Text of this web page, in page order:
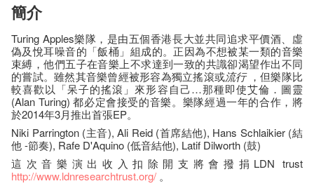
簡介
Turing Apples樂隊，是由五個香港長大並共同追求平價酒、虛
偽及悅耳噪音的「飯桶」組成的。正因為不想被某一類的音樂
束縛，他們五子在音樂上不求達到一致的共識卻渴望作出不同
的嘗試。雖然其音樂曾經被形容為獨立搖滾或流行，但樂隊比
較喜歡以「呆子的搖滾」來形容自己…那種即使艾倫．圖靈
(Alan Turing) 都必定會接受的音樂。樂隊經過一年的合作，將
於2014年3月推出首張EP。
Niki Parrington (主音), Ali Reid (首席結他), Hans Schlaikier (結
他 -節奏), Rafe D'Aquino (低音結他), Latif Dilworth (鼓)
這次音樂演出收入扣除開支將會撥捐LDN trust
http://www.ldnresearchtrust.org/ 。